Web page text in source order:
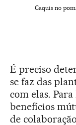
Caquis no
É preciso
se faz das
com elas.
benefícios
de